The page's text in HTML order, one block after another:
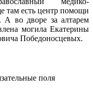
там есть центр помощи
А во дворе за алтарем
могила Екатерины
Победоносцевых.
поля